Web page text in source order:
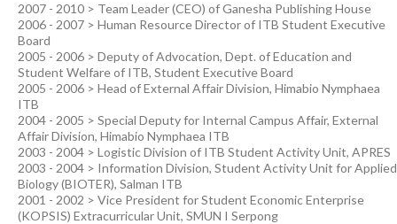
2007 - 2010 > Team Leader (CEO) of Ganesha Publishing House
2006 - 2007 > Human Resource Director of ITB Student Executive
Board
2005 - 2006 > Deputy of Advocation, Dept. of Education and
Student Welfare of ITB, Student Executive Board
2005 - 2006 > Head of External Affair Division, Himabio Nymphaea
ITB
2004 - 2005 > Special Deputy for Internal Campus Affair, External
Affair Division, Himabio Nymphaea ITB
2003 - 2004 > Logistic Division of ITB Student Activity Unit, APRES
2003 - 2004 > Information Division, Student Activity Unit for Applied
Biology (BIOTER), Salman ITB
2001 - 2002 > Vice President for Student Economic Enterprise
(KOPSIS) Extracurricular Unit, SMUN I Serpong